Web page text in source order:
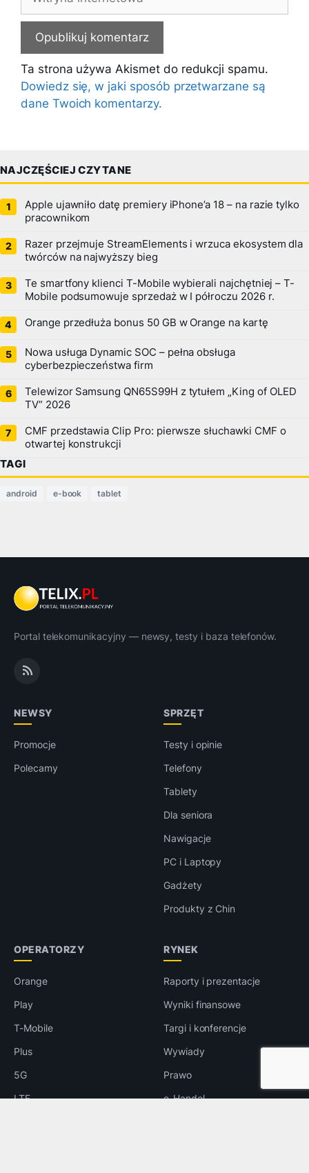
internetowa
Ta strona używa Akismet do redukcji spamu.
Dowiedz się, w jaki sposób przetwarzane są
dane Twoich komentarzy.
NAJCZĘŚCIEJ CZYTANE
Apple ujawniło datę premiery iPhone’a 18 – na razie tylko
pracownikom
Razer przejmuje StreamElements i wrzuca ekosystem dla
twórców na najwyższy bieg
Te smartfony klienci T-Mobile wybierali najchętniej – T-
Mobile podsumowuje sprzedaż w I półroczu 2026 r.
Orange przedłuża bonus 50 GB w Orange na kartę
Nowa usługa Dynamic SOC – pełna obsługa
cyberbezpieczeństwa firm
Telewizor Samsung QN65S99H z tytułem „King of OLED
TV” 2026
CMF przedstawia Clip Pro: pierwsze słuchawki CMF o
otwartej konstrukcji
TAGI
android e-book tablet
Portal telekomunikacyjny — newsy, testy i baza telefonów.
NEWSY
Promocje
Polecamy
SPRZĘT
Testy i opinie
Telefony
Tablety
Dla seniora
Nawigacje
PC i Laptopy
Gadżety
Produkty z Chin
OPERATORZY
Orange
Play
T-Mobile
Plus
5G
LTE
RYNEK
Raporty i prezentacje
Wyniki finansowe
Targi i konferencje
Wywiady
Prawo
e-Handel